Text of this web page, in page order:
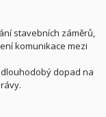
stavebních záměrů,
komunikace mezi
dopad na